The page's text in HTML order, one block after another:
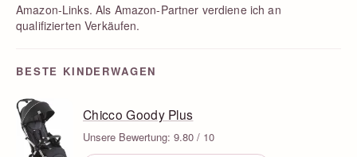
Amazon-Links. Als Amazon-Partner verdiene ich an
qualifizierten Verkäufen.
BESTE KINDERWAGEN
Chicco Goody Plus
Unsere Bewertung: 9.80 / 10